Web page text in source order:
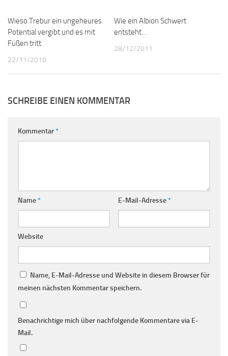
Wieso Trebur ein ungeheures
Potential vergibt und es mit
Füßen tritt
22/11/2010
Wie ein Albion Schwert
entsteht…
28/12/2011
SCHREIBE EINEN KOMMENTAR
Kommentar*
Name* E-Mail-Adresse*
Website
Name, E-Mail-Adresse und Website in diesem Browser für
meinen nächsten Kommentar speichern.
Benachrichtige mich über nachfolgende Kommentare via E-
Mail.